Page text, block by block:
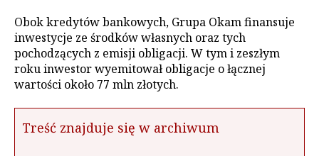
Obok kredytów bankowych, Grupa Okam finansuje
inwestycje ze środków własnych oraz tych
pochodzących z emisji obligacji. W tym i zeszłym
roku inwestor wyemitował obligacje o łącznej
wartości około 77 mln złotych.
Treść znajduje się w archiwum